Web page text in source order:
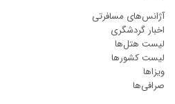
آژانس‌های مسافرتی
اخبار گردشگری
لیست هتل‌ها
لیست کشورها
ویزاها
صرافی‌ها